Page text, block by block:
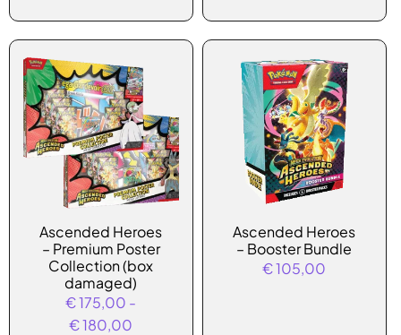
product
heeft
meerdere
variaties.
Ascended Heroes
– Premium Poster
Collection (box
damaged)
€175,00 -
€180,00
Ascended Heroes
– Booster Bundle
€105,00